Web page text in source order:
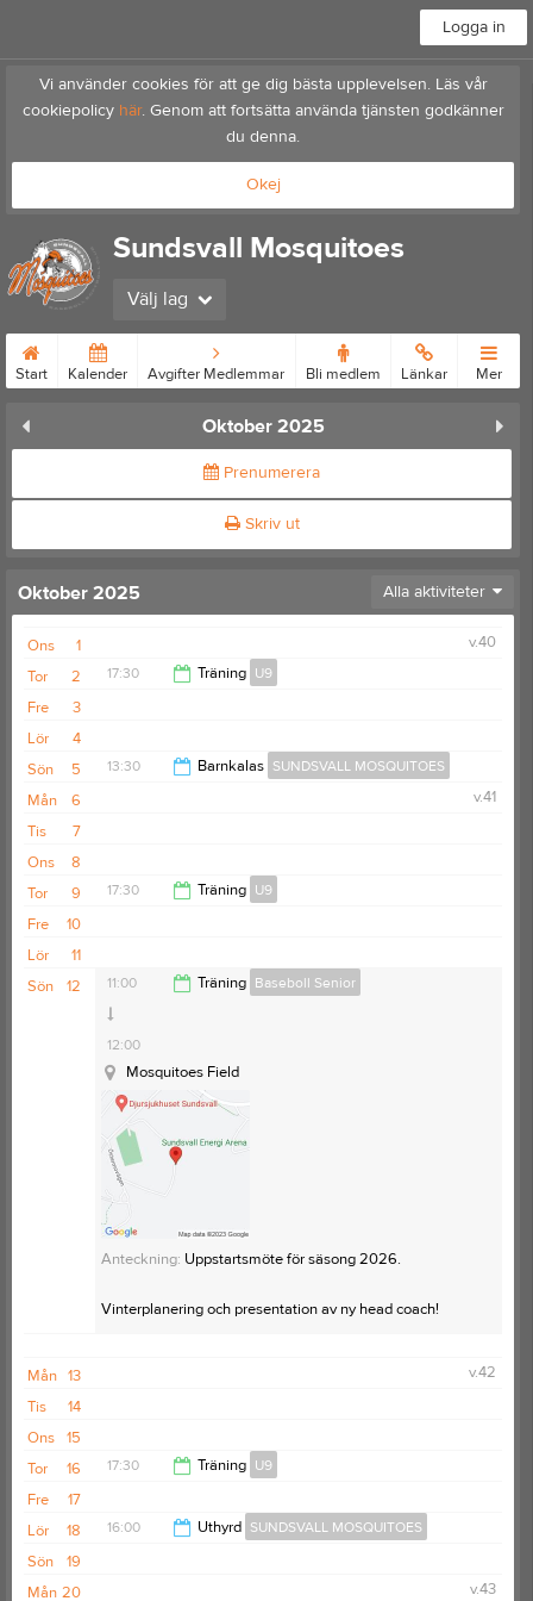
Logga in
Vi använder cookies för att ge dig bästa upplevelsen. Läs vår
cookiepolicy här. Genom att fortsätta använda tjänsten godkänner
du denna.
Okej
Sundsvall Mosquitoes
Välj lag
Start Kalender Avgifter Medlemmar Bli medlem Länkar Mer
Oktober 2025
Prenumerera
Skriv ut
Oktober 2025 Alla aktiviteter
1
Ons
v.40
2
Tor 17:30 Träning U9
3
Fre
4
Lör
5
Sön 13:30 Barnkalas SUNDSVALL MOSQUITOES
6
Mån
v.41
7
Tis
8
Ons
9
Tor 17:30 Träning U9
10
Fre
11
Lör
12
Sön 11:00 Träning Baseboll Senior
12:00
Mosquitoes Field
Anteckning: Uppstartsmöte för säsong 2026.
Vinterplanering och presentation av ny head coach!
13
Mån
v.42
14
Tis
15
Ons
16
Tor 17:30 Träning U9
18:30
17
Fre
18
Lör 16:00 Uthyrd SUNDSVALL MOSQUITOES
19
Sön
20
Mån v.43